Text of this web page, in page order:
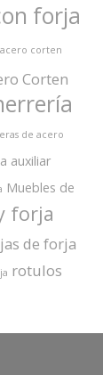
forja
acero corten
Corten
de acero
auxiliar
Muebles de
forja
de forja
rotulos